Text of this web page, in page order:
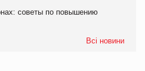
советы по повышению
Всі новини